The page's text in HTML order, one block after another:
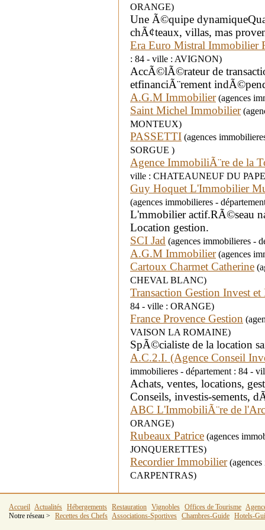
ORANGE)
Une Ã©quipe
chÃ¢teaux, villas, mas
Era Euro Mistral Immobilier
: 84 - ville : AVIGNON)
AccÃ©lÃ©rateur de
etfinanciÃ¨rement
A.G.M Immobilier(agences
Saint Michel Immobilier
MONTEUX)
PASSETTI (agences
SORGUE )
Agence ImmobiliÃ¨re de la
ville : CHATEAUNEUF DU
Guy Hoquet L'Immobilier
(agences immobilieres -
L'mmobilier actif.RÃ©seau
Location gestion.
SCI Jad (agences immobilieres -
A.G.M Immobilier(agences
Cartoux Charmet Catherine
CHEVAL BLANC)
Transaction Gestion Invest
84 - ville : ORANGE)
France Provence Gestion
VAISON LA ROMAINE)
SpÃ©cialiste de la location
A.C.2.I. (Agence Conseil
immobilieres - département : 84 -
Achats, ventes, locations,
Conseils, investis-sements,
ABC L'ImmobiliÃ¨re de l'Arc
ORANGE)
Rubeaux Patrice (agences
JONQUERETTES)
Recordier Immobilier(agences
CARPENTRAS)
Accueil Actualités Hébergements Restauration Vignobles Offices de Tourisme
Notre réseau >
Recettes des Chefs Associations-Sportives Chambres-Guide Hotels-